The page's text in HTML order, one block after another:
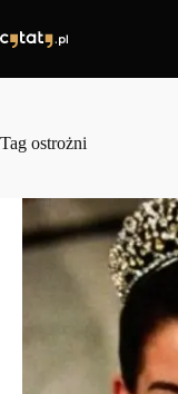
treści
Tag ostrożni